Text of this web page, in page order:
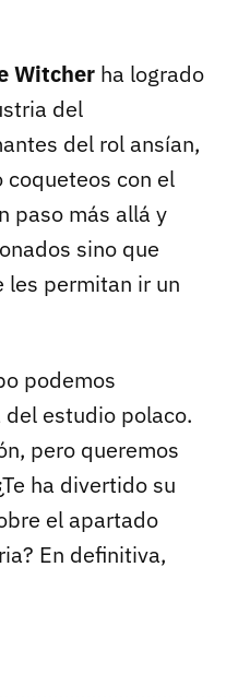
Witcher ha logrado
del
del rol ansían,
con el
paso más allá y
sino que
les permitan ir un
podemos
estudio polaco.
pero queremos
ha divertido su
el apartado
En definitiva,